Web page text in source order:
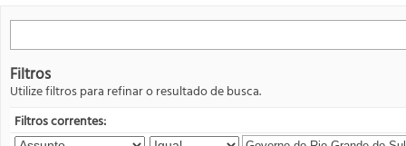
Filtros
Utilize filtros para refinar o resultado de busca.
Filtros correntes: